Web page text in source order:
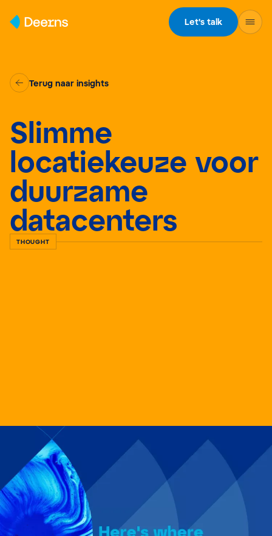
Let's talk
Terug naar insights
Slimme
locatiekeuze voor
duurzame
datacenters
THOUGHT